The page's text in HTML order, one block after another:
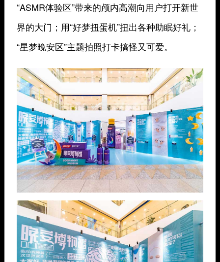
“ASMR体验区”带来的颅内高潮向用户打开新世
界的大门；用“好梦扭蛋机”扭出各种助眠好礼；
“星梦晚安区”主题拍照打卡搞怪又可爱。